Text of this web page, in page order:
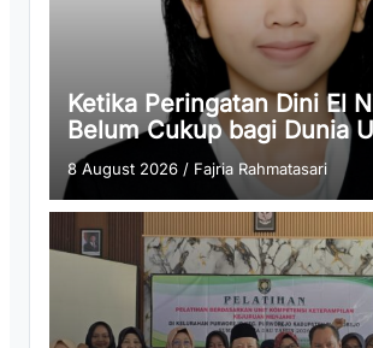
Ketika Peringatan Dini El
Belum Cukup bagi Dunia
8 August 2026 / Fajria Rahmatasari